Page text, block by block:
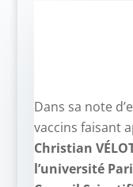
Dans sa note
vaccins faisant
Christian
l’université